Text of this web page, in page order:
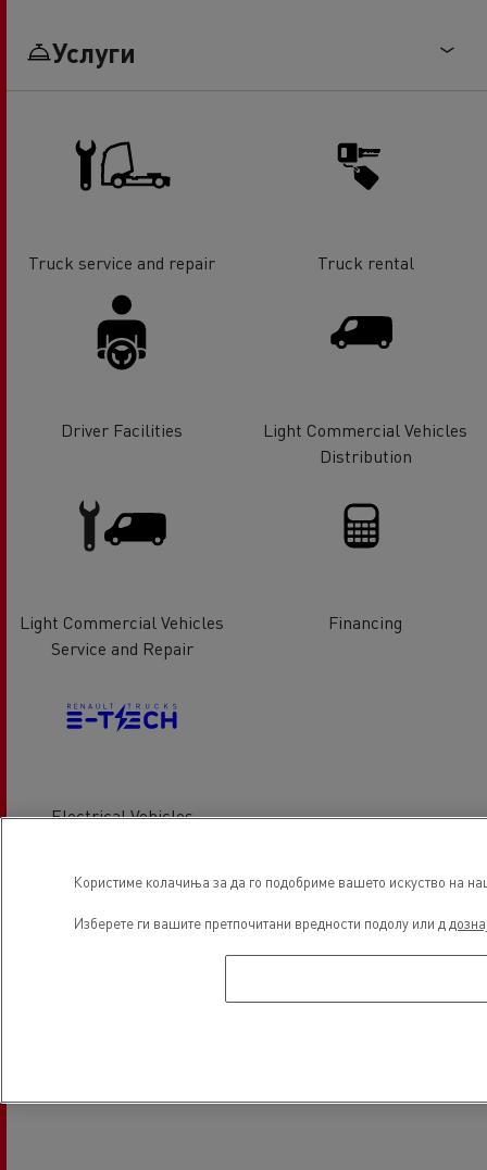
Услуги
Truck service and repair Truck rental
Driver Facilities
Light Commercial Vehicles
Distribution
Light Commercial Vehicles
Service and Repair
Financing
Electrical Vehicles
Локација
Користиме колачиња за да го подобриме вашето искуство на
Изберете ги вашите претпочитани вредности подолу или д